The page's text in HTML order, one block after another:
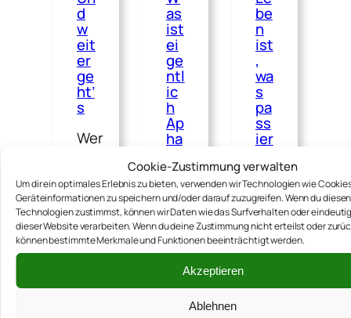
Cookie-Zustimmung verwalten
Um dir ein optimales Erlebnis zu bieten, verwenden wir Technologien wie
Geräteinformationen zu speichern und/oder darauf zuzugreifen. Wenn du diesen
Technologien zustimmst, können wir Daten wie das Surfverhalten oder
dieser Website verarbeiten. Wenn du deine Zustimmung nicht erteilst oder
können bestimmte Merkmale und Funktionen beeinträchtigt werden.
Akzeptieren
Ablehnen
d
w
eit
er
ge
ht’
s
Wer
auf
Facebook
folgt,
hat
dass
as
ist
ei
ge
ntl
ic
h
Ap
ha
e?
Der
Begriff
Aphasie
jetzt
schon
be
n
ist
,
wa
s
pa
ss
ier
wä
hr
en
d
Du
an